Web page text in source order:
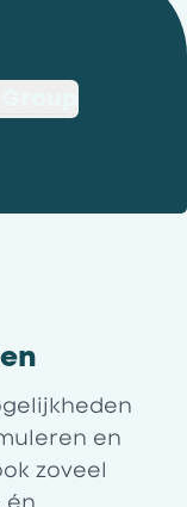
en
zoveel